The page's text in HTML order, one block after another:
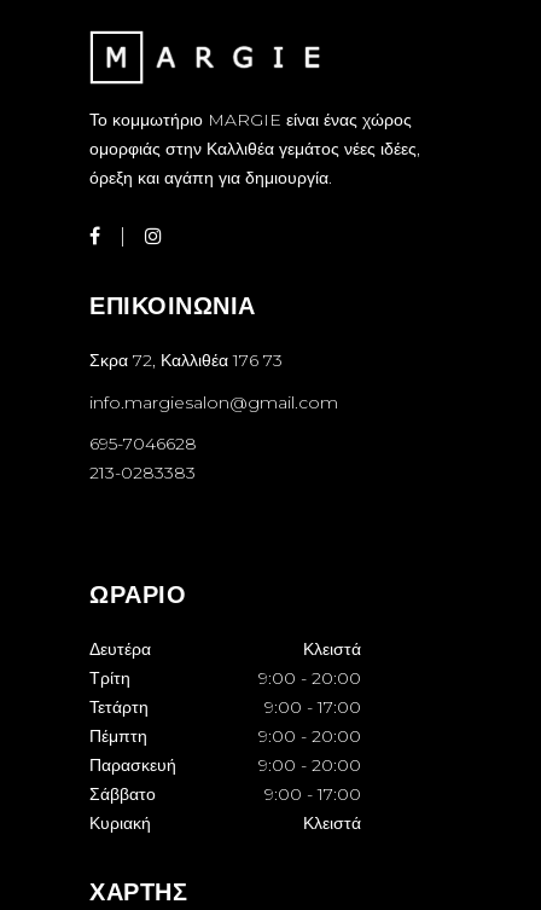
Το κομμωτήριο MARGIE είναι ένας χώρος
ομορφιάς στην Καλλιθέα γεμάτος νέες ιδέες,
όρεξη και αγάπη για δημιουργία.
ΕΠΙΚΟΙΝΩΝΙΑ
Σκρα 72, Καλλιθέα 176 73
info.margiesalon@gmail.com
695-7046628
213-0283383
ΩΡΑΡΙΟ
Δευτέρα
Κλειστά
Τρίτη
9:00 - 20:00
Τετάρτη
9:00 - 17:00
Πέμπτη
9:00 - 20:00
Παρασκευή
9:00 - 20:00
Σάββατο
9:00 - 17:00
Κυριακή
Κλειστά
ΧΑΡΤΗΣ